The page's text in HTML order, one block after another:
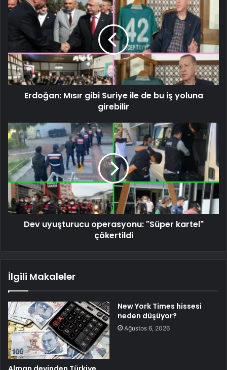
Erdoğan: Mısır gibi Suriye ile de bu iş yoluna
girebilir
Dev uyuşturucu operasyonu: "Süper kartel"
çökertildi
İlgili Makaleler
New York Times hissesi
neden düşüyor?
Ağustos 6, 2026